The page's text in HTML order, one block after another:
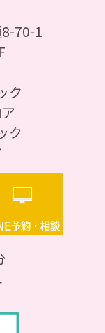
70-1
ク
ク
予約・相談